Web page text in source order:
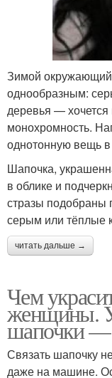
Зимой
однообразным:
деревья —
монохромность.
однотонную вещь
Шапочка,
в облике и
стразы подобраны
серым или тёплые
читать дальше →
Чем
женщины.
шапочки —
Связать шапочку
даже на машине.